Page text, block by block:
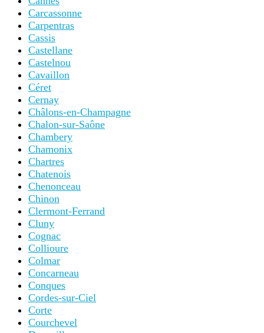
Carcassonne
Carpentras
Cassis
Castellane
Castelnou
Cavaillon
Céret
Cernay
Châlons-en-Champagne
Chalon-sur-Saône
Chambery
Chamonix
Chartres
Chatenois
Chenonceau
Chinon
Clermont-Ferrand
Cluny
Cognac
Collioure
Colmar
Concarneau
Conques
Cordes-sur-Ciel
Corte
Courchevel